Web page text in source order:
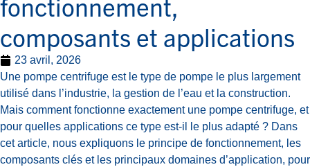
composants et applications
23 avril, 2026
Une pompe centrifuge est le type de pompe le plus largement
utilisé dans l’industrie, la gestion de l’eau et la construction.
Mais comment fonctionne exactement une pompe centrifuge, et
pour quelles applications ce type est-il le plus adapté ? Dans
cet article, nous expliquons le principe de fonctionnement, les
composants clés et les principaux domaines d’application, pour